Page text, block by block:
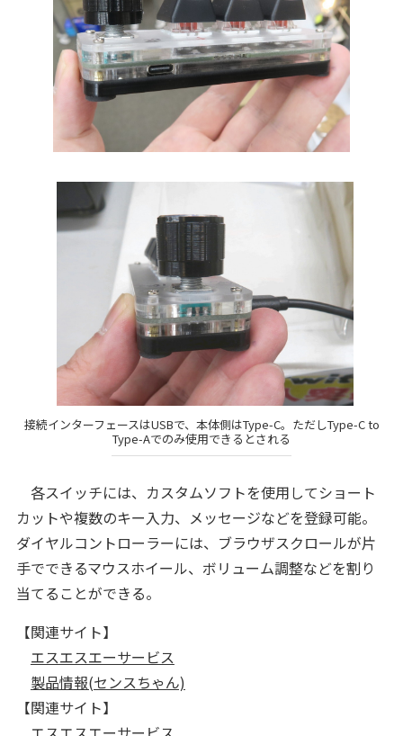
接続インターフェースはUSBで、本体側はType-C。ただしType-C to
Type-Aでのみ使用できるとされる
各スイッチには、カスタムソフトを使用してショート
カットや複数のキー入力、メッセージなどを登録可能。
ダイヤルコントローラーには、ブラウザスクロールが片
手でできるマウスホイール、ボリューム調整などを割り
当てることができる。
【関連サイト】
エスエスエーサービス
製品情報(センスちゃん)
【関連サイト】